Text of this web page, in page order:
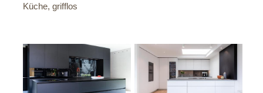
Küche, grifflos